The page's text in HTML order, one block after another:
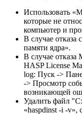
Использовать
которые не
компьютер и
В случае отказа
памяти ядра».
В случае
HASP License
log: Пуск ->
-> Просмотр
возникающей
Удалить файл
«haspdinst -i -v»,